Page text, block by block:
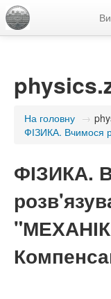
На головну →
ФІЗИКА. Вчимося
ФІЗИКА.